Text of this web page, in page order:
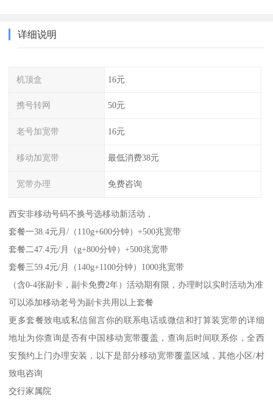
详细说明
机顶盒 16元
携号转网 50元
老号加宽带 16元
移动加宽带 最低消费38元
宽带办理 免费咨询
西安非移动号码不换号选移动新活动，
套餐一38.4元月/（110g+600分钟）+500兆宽带
套餐二47.4元/月（g+800分钟）+500兆宽带
套餐三59.4元/月（140g+1100分钟）1000兆宽带
（含0-4张副卡，副卡免费2年）活动期有限，办理时以实时活动为准
可以添加移动老号为副卡共用以上套餐
更多套餐致电或私信留言你的联系电话或微信和打算装宽带的详细
地址为你查询是否有中国移动宽带覆盖，查询后时间联系你，全西
安预约上门办理安装，以下是部分移动宽带覆盖区域，其他小区/村
致电咨询
交行家属院